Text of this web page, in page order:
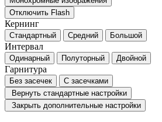
Отключить Flash
Кернинг
Стандартный Средний Большой
Интервал
Одинарный Полуторный Двойной
Гарнитура
Без засечек
С засечками
Вернуть стандартные настройки
Закрыть дополнительные настройки